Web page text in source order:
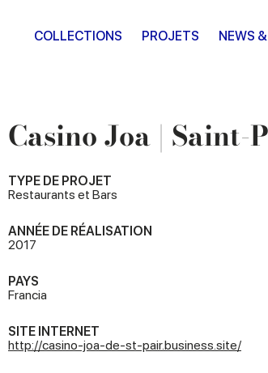
COLLECTIONS PROJETS NEWS
Casino Joa |
TYPE DE PROJET
Restaurants et Bars
ANNÉE DE RÉALISATION
2017
PAYS
Francia
SITE INTERNET
http://casino-joa-de-st-pair.business.site/